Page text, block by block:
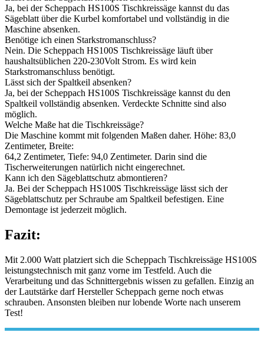
Ja, bei der Scheppach HS100S Tischkreissäge kannst du das
Sägeblatt über die Kurbel komfortabel und vollständig in die
Maschine absenken.
Benötige ich einen Starkstromanschluss?
Nein. Die Scheppach HS100S Tischkreissäge läuft über
haushaltsüblichen 220-230Volt Strom. Es wird kein
Starkstromanschluss benötigt.
Lässt sich der Spaltkeil absenken?
Ja, bei der Scheppach HS100S Tischkreissäge kannst du den
Spaltkeil vollständig absenken. Verdeckte Schnitte sind also
möglich.
Welche Maße hat die Tischkreissäge?
Die Maschine kommt mit folgenden Maßen daher. Höhe: 83,0
Zentimeter, Breite:
64,2 Zentimeter, Tiefe: 94,0 Zentimeter. Darin sind die
Tischerweiterungen natürlich nicht eingerechnet.
Kann ich den Sägeblattschutz abmontieren?
Ja. Bei der Scheppach HS100S Tischkreissäge lässt sich der
Sägeblattschutz per Schraube am Spaltkeil befestigen. Eine
Demontage ist jederzeit möglich.
Fazit:
Mit 2.000 Watt platziert sich die Scheppach Tischkreissäge HS100S
leistungstechnisch mit ganz vorne im Testfeld. Auch die
Verarbeitung und das Schnittergebnis wissen zu gefallen. Einzig an
der Lautstärke darf Hersteller Scheppach gerne noch etwas
schrauben. Ansonsten bleiben nur lobende Worte nach unserem
Test!